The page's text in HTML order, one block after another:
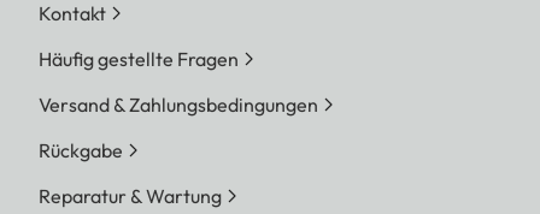
Kontakt
Häufig gestellte Fragen
Versand & Zahlungsbedingungen
Rückgabe
Reparatur & Wartung